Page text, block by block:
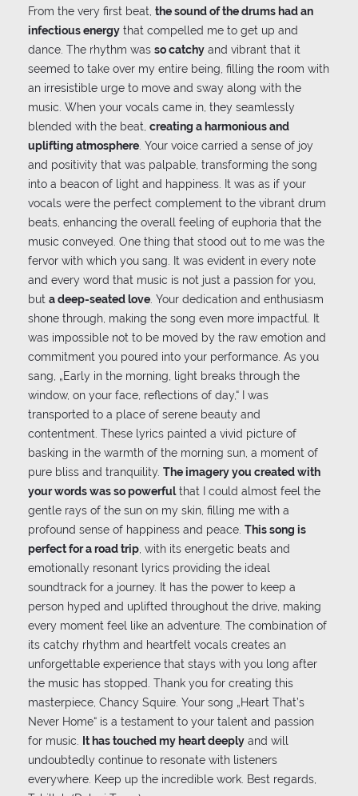
From the very first beat, the sound of the drums had an
infectious energy that compelled me to get up and
dance. The rhythm was so catchy and vibrant that it
seemed to take over my entire being, filling the room with
an irresistible urge to move and sway along with the
music. When your vocals came in, they seamlessly
blended with the beat, creating a harmonious and
uplifting atmosphere . Your voice carried a sense of joy
and positivity that was palpable, transforming the song
into a beacon of light and happiness. It was as if your
vocals were the perfect complement to the vibrant drum
beats, enhancing the overall feeling of euphoria that the
music conveyed. One thing that stood out to me was the
fervor with which you sang. It was evident in every note
and every word that music is not just a passion for you,
but a deep-seated love . Your dedication and enthusiasm
shone through, making the song even more impactful. It
was impossible not to be moved by the raw emotion and
commitment you poured into your performance. As you
sang, „Early in the morning, light breaks through the
window, on your face, reflections of day,“ I was
transported to a place of serene beauty and
contentment. These lyrics painted a vivid picture of
basking in the warmth of the morning sun, a moment of
pure bliss and tranquility. The imagery you created with
your words was so powerfulthat I could almost feel the
gentle rays of the sun on my skin, filling me with a
profound sense of happiness and peace. This song is
perfect for a road trip , with its energetic beats and
emotionally resonant lyrics providing the ideal
soundtrack for a journey. It has the power to keep a
person hyped and uplifted throughout the drive, making
every moment feel like an adventure. The combination of
its catchy rhythm and heartfelt vocals creates an
unforgettable experience that stays with you long after
the music has stopped. Thank you for creating this
masterpiece, Chancy Squire. Your song „Heart That’s
Never Home“ is a testament to your talent and passion
for music.
It has touched my heart deeply and will
undoubtedly continue to resonate with listeners
everywhere. Keep up the incredible work. Best regards,